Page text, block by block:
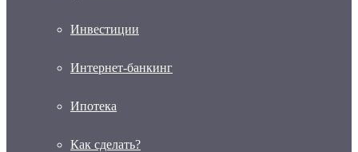
Инвестиции
Интернет-банкинг
Ипотека
Как сделать?